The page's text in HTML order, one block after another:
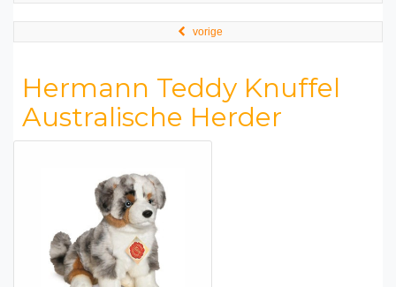
vorige
Hermann Teddy Knuffel
Australische Herder